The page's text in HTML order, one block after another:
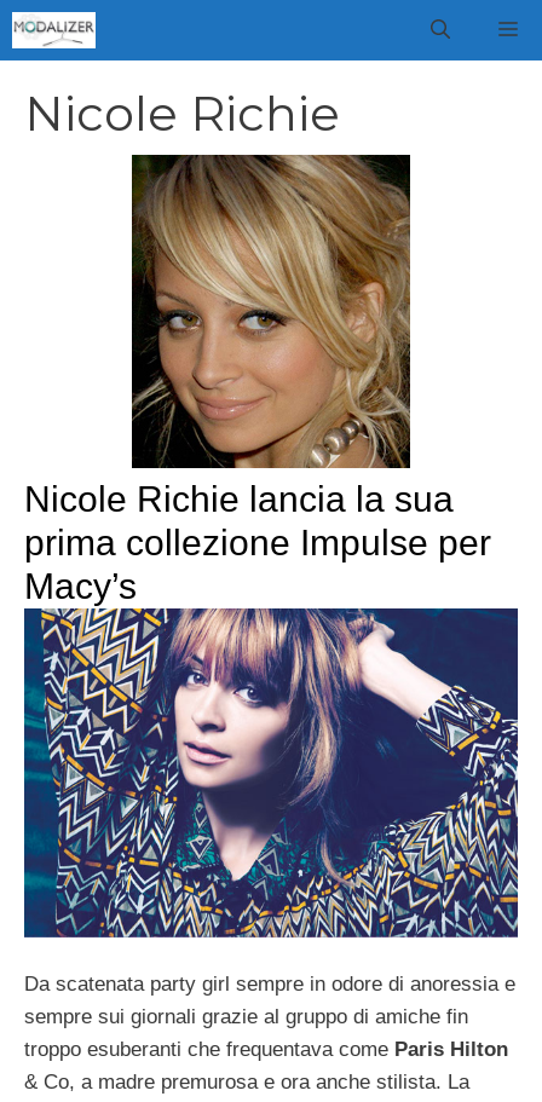
Vai
al
Nicole Richie
Nicole Richie lancia la sua
prima collezione Impulse per
Macy’s
Da scatenata party girl sempre in odore di anoressia e
sempre sui giornali grazie al gruppo di amiche fin
troppo esuberanti che frequentava come Paris Hilton
& Co, a madre premurosa e ora anche stilista. La